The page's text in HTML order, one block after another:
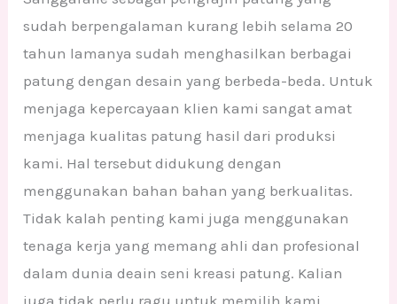
sudah berpengalaman kurang lebih selama 20
tahun lamanya sudah menghasilkan berbagai
patung dengan desain yang berbeda-beda. Untuk
menjaga kepercayaan klien kami sangat amat
menjaga kualitas patung hasil dari produksi
kami. Hal tersebut didukung dengan
menggunakan bahan bahan yang berkualitas.
Tidak kalah penting kami juga menggunakan
tenaga kerja yang memang ahli dan profesional
dalam dunia deain seni kreasi patung. Kalian